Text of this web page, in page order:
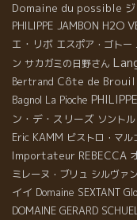
Domaine du possible
PHILIPPE JAMBON H2O
エ・リボ エスポア・ゴトー
ン サカガミの日野さん
Bertrand Côte de
Bagnol La Pioche
ン・デ・スリーズ ソントル
Eric KAMM ビストロ・マル
Importateur REBECCA
ミレーヌ・ブリュ シルヴァ
イイ Domaine SEXTANT
DOMAINE GERARD